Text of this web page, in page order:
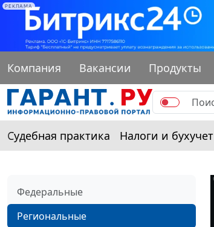
РЕКЛАМА
Компания Вакансии Продукты
Судебная практика Налоги и бухучет
Федеральные
Региональные